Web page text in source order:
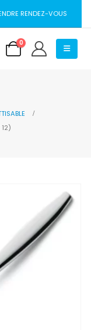
RENDEZ-VOUS
0
12)